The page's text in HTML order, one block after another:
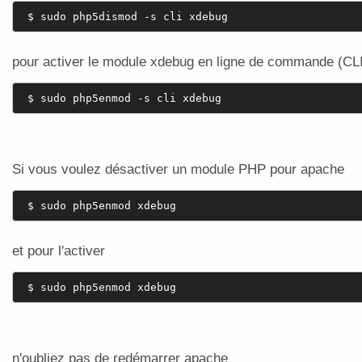
$ sudo php5dismod -s cli xdebug
pour activer le module xdebug en ligne de commande
$ sudo php5enmod -s cli xdebug
Si vous voulez désactiver un module PHP pour apache
$ sudo php5enmod xdebug
et pour l'activer
$ sudo php5enmod xdebug
n'oubliez pas de redémarrer apache